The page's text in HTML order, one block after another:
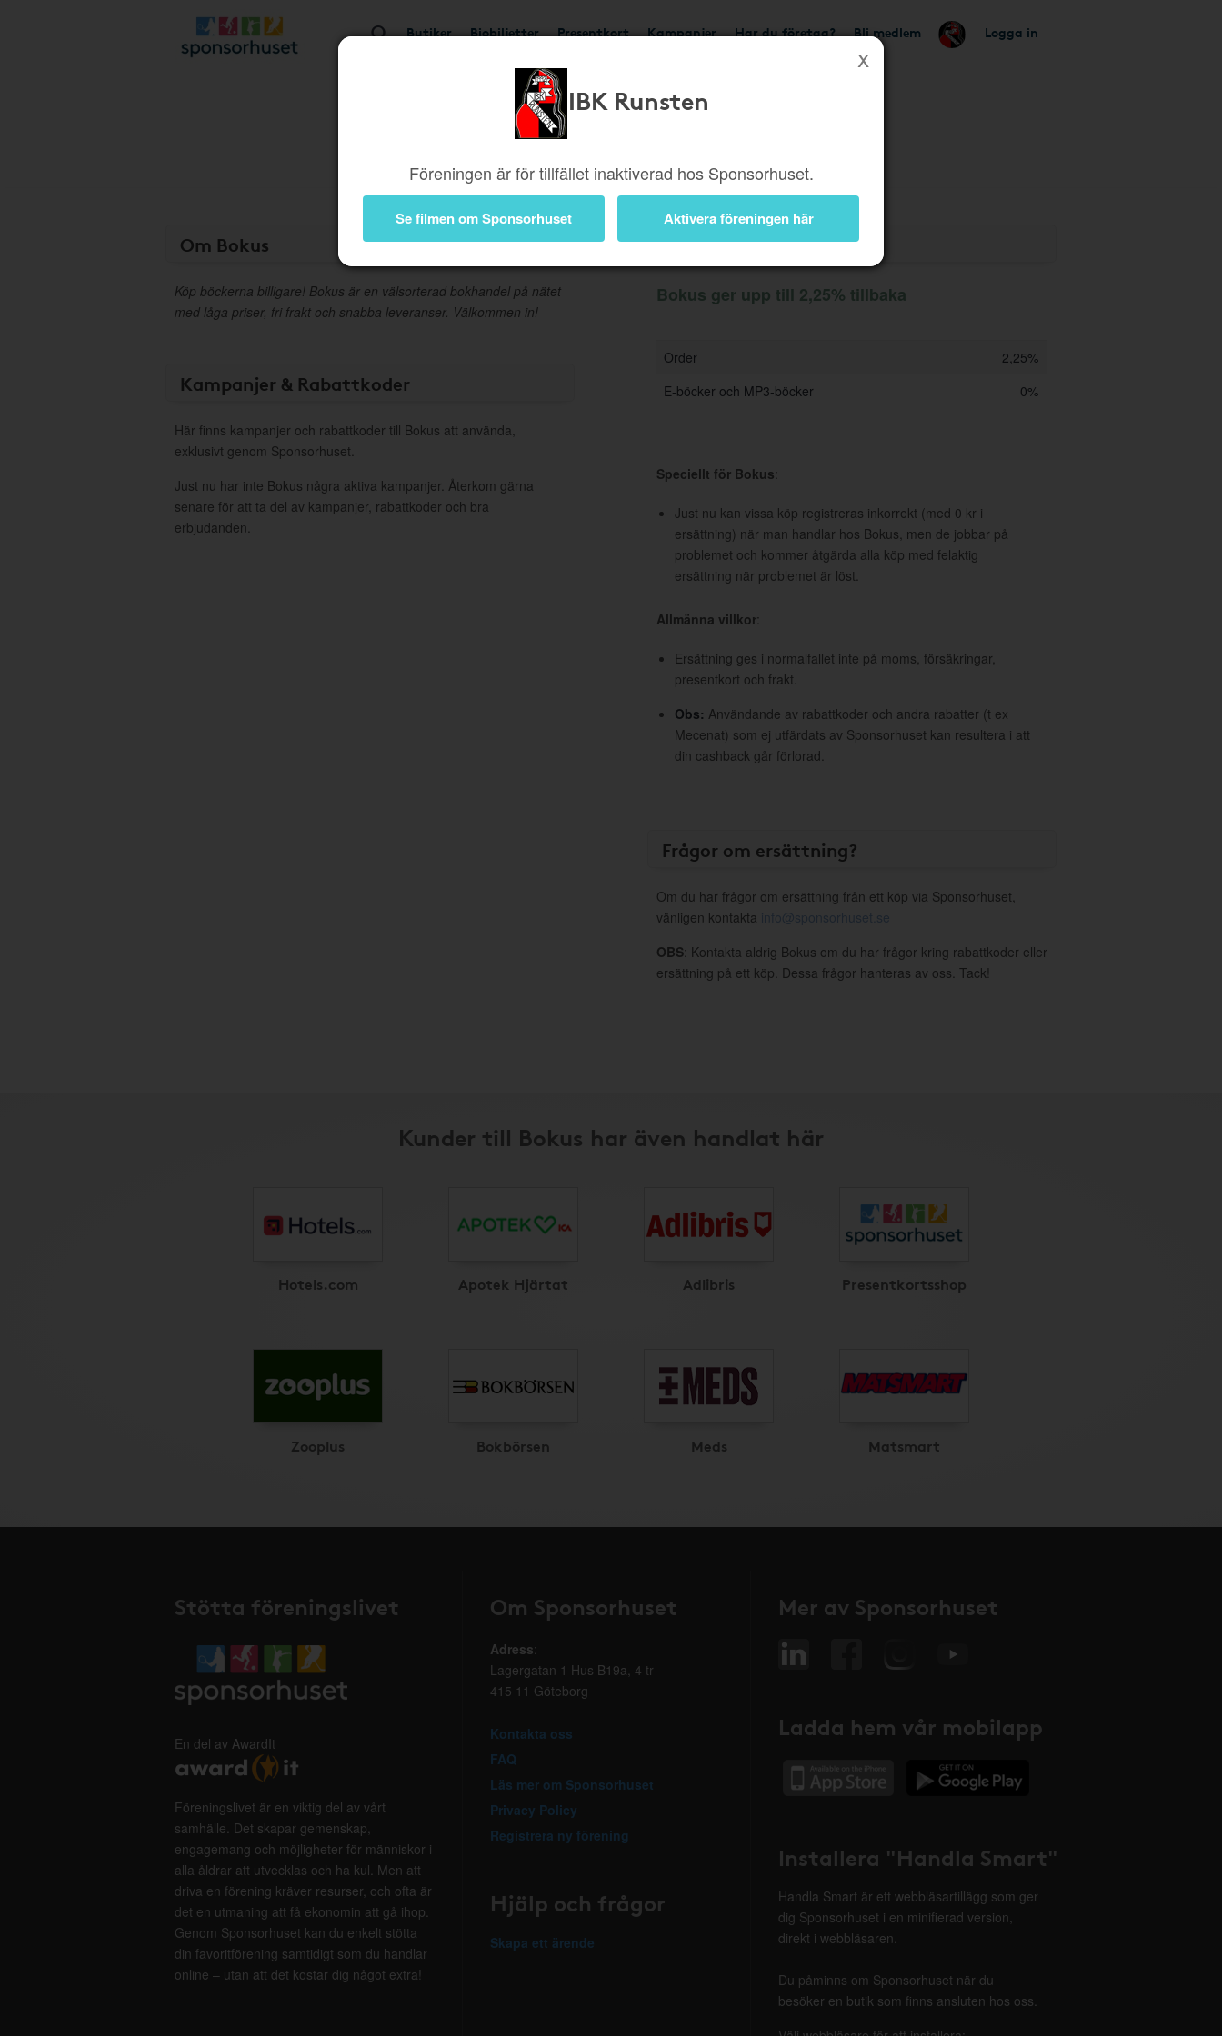
Butiker Biobiljetter Presentkort Kampanjer Har du företag? Bli medlem Logga in
IBK Runsten
Föreningen är för tillfället inaktiverad hos Sponsorhuset.
Se filmen om Sponsorhuset Aktivera föreningen här
Ger upp till 2,25%
Om Bokus
Köp böckerna billigare! Bokus är en välsorterad bokhandel på nätet
med låga priser, fri frakt och snabba leveranser. Välkommen in!
Kampanjer & Rabattkoder
Här finns kampanjer och rabattkoder till Bokus att använda,
exklusivt genom Sponsorhuset.
Just nu har inte Bokus några aktiva kampanjer. Återkom gärna
senare för att ta del av kampanjer, rabattkoder och bra
erbjudanden.
Information
Bokus ger upp till 2,25% tillbaka
Order
2,25%
E-böcker och MP3-böcker
0%
Speciellt för Bokus:
Just nu kan vissa köp registreras inkorrekt (med 0 kr i
ersättning) när man handlar hos Bokus, men de jobbar på
problemet och kommer åtgärda alla köp med felaktig
ersättning när problemet är löst.
Allmänna villkor:
Ersättning ges i normalfallet inte på moms, försäkringar,
presentkort och frakt.
Obs: Användande av rabattkoder och andra rabatter (t ex
Mecenat) som ej utfärdats av Sponsorhuset kan resultera i att
din cashback går förlorad.
Frågor om ersättning?
Om du har frågor om ersättning från ett köp via Sponsorhuset,
vänligen kontakta info@sponsorhuset.se
OBS: Kontakta aldrig Bokus om du har frågor kring rabattkoder eller
ersättning på ett köp. Dessa frågor hanteras av oss. Tack!
Kunder till Bokus har även handlat här
Hotels.com Apotek Hjärtat Adlibris Presentkortsshop
Zooplus Bokbörsen Meds Matsmart
Stötta föreningslivet
En del av AwardIt
Föreningslivet är en viktig del av vårt
samhälle. Det skapar gemenskap,
engagemang och möjligheter för människor i
alla åldrar att utvecklas och ha kul. Men att
driva en förening kräver resurser, och ofta är
det en utmaning att få ekonomin att gå ihop.
Genom Sponsorhuset kan du enkelt stötta
din favoritförening samtidigt som du handlar
online – utan att det kostar dig något extra!
Om Sponsorhuset
Adress:
Lagergatan 1 Hus B19a, 4 tr
415 11 Göteborg
Kontakta oss
FAQ
Läs mer om Sponsorhuset
Privacy Policy
Registrera ny förening
Hjälp och frågor
Skapa ett ärende
Mer av Sponsorhuset
Ladda hem vår mobilapp
Installera "Handla Smart"
Handla Smart är ett webbläsartillägg som ger
dig Sponsorhuset i en minifierad version,
direkt i webbläsaren.
Du påminns om Sponsorhuset när du
besöker en butik som finns ansluten hos oss.